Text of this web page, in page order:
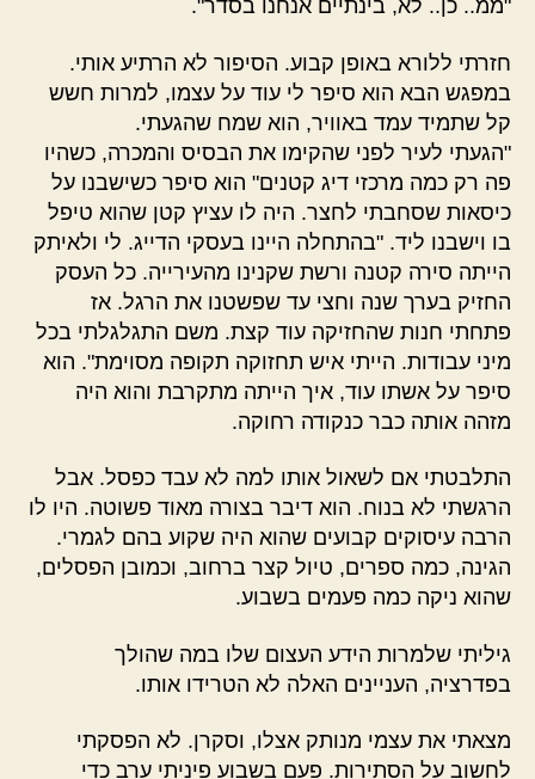
"ממ.. כן.. לא, בינתיים אנחנו בסדר".
חזרתי ללורא באופן קבוע. הסיפור לא הרתיע אותי.
במפגש הבא הוא סיפר לי עוד על עצמו, למרות חשש
קל שתמיד עמד באוויר, הוא שמח שהגעתי.
"הגעתי לעיר לפני שהקימו את הבסיס והמכרה, כשהיו
פה רק כמה מרכזי דיג קטנים" הוא סיפר כשישבנו על
כיסאות שסחבתי לחצר. היה לו עציץ קטן שהוא טיפל
בו וישבנו ליד. "בהתחלה היינו בעסקי הדייג. לי ולאיתק
הייתה סירה קטנה ורשת שקנינו מהעירייה. כל העסק
החזיק בערך שנה וחצי עד שפשטנו את הרגל. אז
פתחתי חנות שהחזיקה עוד קצת. משם התגלגלתי בכל
מיני עבודות. הייתי איש תחזוקה תקופה מסוימת". הוא
סיפר על אשתו עוד, איך הייתה מתקרבת והוא היה
מזהה אותה כבר כנקודה רחוקה.
התלבטתי אם לשאול אותו למה לא עבד כפסל. אבל
הרגשתי לא בנוח. הוא דיבר בצורה מאוד פשוטה. היו לו
הרבה עיסוקים קבועים שהוא היה שקוע בהם לגמרי.
הגינה, כמה ספרים, טיול קצר ברחוב, וכמובן הפסלים,
שהוא ניקה כמה פעמים בשבוע.
גיליתי שלמרות הידע העצום שלו במה שהולך
בפדרציה, העניינים האלה לא הטרידו אותו.
מצאתי את עצמי מנותק אצלו, וסקרן. לא הפסקתי
לחשוב על הסתירות. פעם בשבוע פיניתי ערב כדי